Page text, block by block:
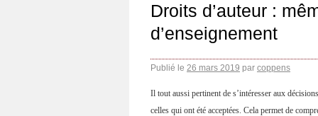
Droits d’auteur :
d’enseignement
Publié le 26 mars 2019 par coppens
Il tout aussi pertinent de s’intéresser aux
celles qui ont été acceptées. Cela permet de